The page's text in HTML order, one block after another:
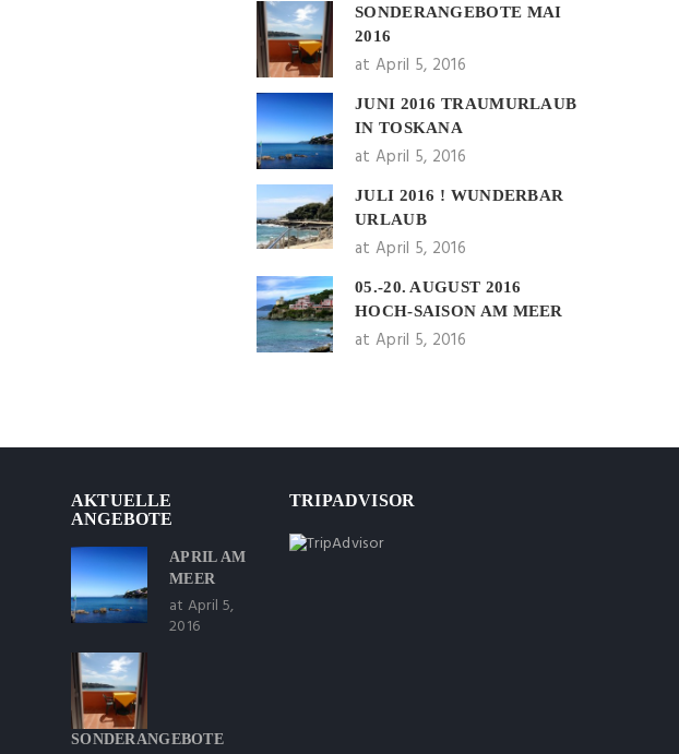
SONDERANGEBOTE MAI
2016
at April 5, 2016
JUNI 2016 TRAUMURLAUB
IN TOSKANA
at April 5, 2016
JULI 2016 ! WUNDERBAR
URLAUB
at April 5, 2016
05.-20. AUGUST 2016
HOCH-SAISON AM MEER
at April 5, 2016
AKTUELLE
ANGEBOTE
APRIL AM
MEER
at April 5,
2016
SONDERANGEBOTE
TRIPADVISOR